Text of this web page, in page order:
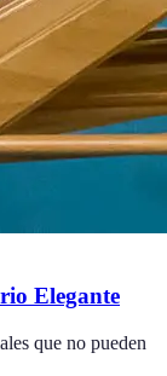
Elegante
que no pueden